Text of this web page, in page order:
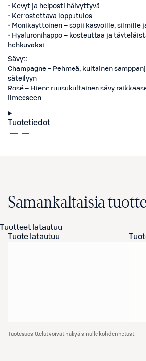
• Kevyt ja helposti häivyttyvä
• Kerrostettava lopputulos
• Monikäyttöinen – sopii kasvoille, silmille
• Hyaluronihappo – kosteuttaa ja
hehkuvaksi
Sävyt:
Champagne – Pehmeä, kultainen
säteilyyn
Rosé – Hieno ruusukultainen sävy
ilmeeseen
Tuotetiedot
Samankaltaisia
Tuotteet latautuu
Tuote latautuu
Tuotesuosittelut voivat näkyä sinulle kohdennetusti